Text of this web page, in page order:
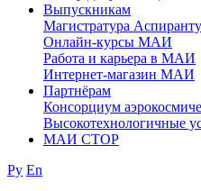
Выпускникам
Магистратура
Онлайн-курсы МАИ
Работа и карьера в МАИ
Интернет-магазин МАИ
Партнёрам
Консорциум
Высокотехнологичные
МАИ СТОР
Ру En